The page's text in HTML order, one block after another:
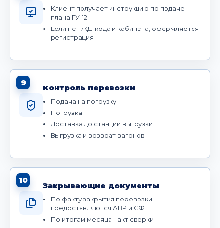
Клиент получает инструкцию по подаче
плана ГУ-12
Если нет ЖД-кода и кабинета, оформляется
регистрация
9
Контроль перевозки
Подача на погрузку
Погрузка
Доставка до станции выгрузки
Выгрузка и возврат вагонов
10
Закрывающие документы
По факту закрытия перевозки
предоставляются АВР и СФ
По итогам месяца - акт сверки